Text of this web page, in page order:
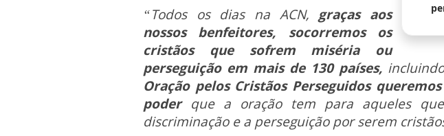
“Todos os dias na ACN, graças aos
nossos benfeitores, socorremos os
cristãos que sofrem miséria ou
perseguição em mais de 130 países,
Oração pelos Cristãos Perseguidos
poderque a oração tem para aqueles
discriminação e a perseguição por serem